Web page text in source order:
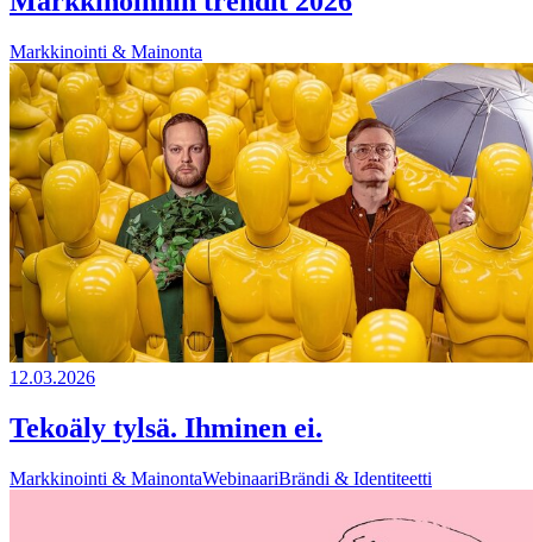
Markkinointi & Mainonta
12.03.2026
Tekoäly tylsä. Ihminen ei.
Markkinointi & MainontaWebinaariBrändi & Identiteetti